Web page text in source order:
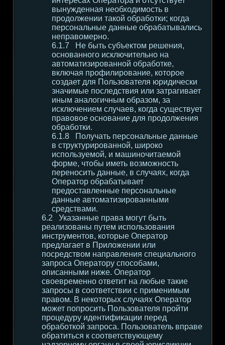
вынужденная необходимость в
продолжении такой обработки; когда
персональные данные обрабатывались
неправомерно.
Не быть субъектом решения,
основанного исключительно на
автоматизированной обработке,
включая профилирование, которое
создает для Пользователя юридически
значимые последствия или затрагивает
иным аналогичным образом, за
исключением случаев, когда существует
правовое основание для продолжения
обработки.
Получать персональные данные
в структурированной, широко
используемой, и машиночитаемой
форме, чтобы иметь возможность
переносить данные, в случаях, когда
Оператор обрабатывает
предоставленные персональные
данные автоматизированными
средствами.
Указанные права могут быть
реализованы путем использования
инструментов, которые Оператор
предлагает в Приложении или
посредством направления специального
запроса Оператору способами,
описанными ниже. Оператор
своевременно ответит на любые такие
запросы в соответствии с применимым
правом. В некоторых случаях Оператор
может попросить Пользователя пройти
процедуру идентификации перед
обработкой запроса. Пользователь вправе
обратиться к соответствующему